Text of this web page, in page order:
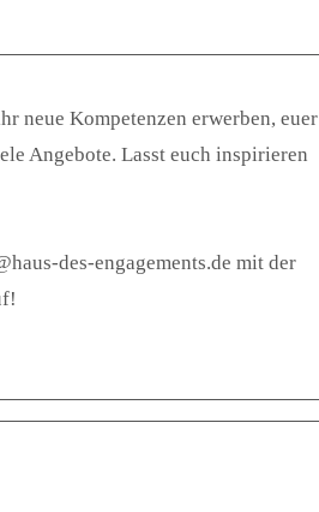
neue Kompetenzen erwerben, euer
Angebote. Lasst euch inspirieren
des-engagements.de mit der